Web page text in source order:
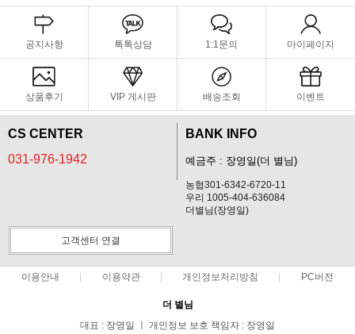
공지사항 톡톡상담 1:1문의 마이페이지
상품후기 VIP 게시판 배송조회 이벤트
CS CENTER
031-976-1942
BANK INFO
예금주 : 장영일(더 별님)
농협301-6342-6720-11
우리 1005-404-636084
더별님(장영일)
고객센터 연결
이용안내 이용약관 개인정보처리방침 PC버전
더 별님
대표 : 장영일 ㅣ 개인정보 보호 책임자 : 장영일